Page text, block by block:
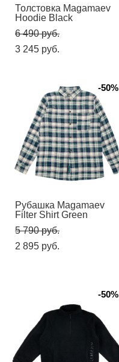
Толстовка Magamaev
Hoodie Black
6 490 pуб.
3 245 pуб.
-50%
Рубашка Magamaev
Filter Shirt Green
5 790 pуб.
2 895 pуб.
-50%